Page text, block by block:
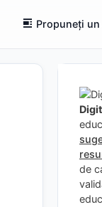
Propuneți
de